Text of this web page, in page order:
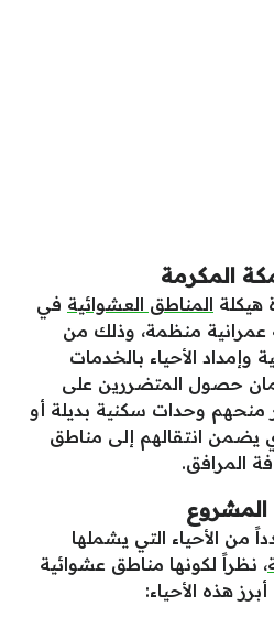
المكرمة
هيكلة المناطق العشوائية في
عمرانية منظمة، وذلك من
وإمداد الأحياء بالخدمات
حصول المتضررين على
منحهم وحدات سكنية بديلة أو
يضمن انتقالهم إلى مناطق
المرافق.
المشروع
من الأحياء التي يشملها
، نظراً لكونها مناطق عشوائية
هذه الأحياء: